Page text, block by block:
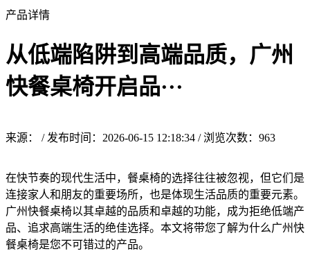
产品详情
从低端陷阱到高端品质，广州
快餐桌椅开启品···
来源： / 发布时间：2026-06-15 12:18:34 / 浏览次数： 963
在快节奏的现代生活中，餐桌椅的选择往往被忽视，但它们是
连接家人和朋友的重要场所，也是体现生活品质的重要元素。
广州快餐桌椅以其卓越的品质和卓越的功能，成为拒绝低端产
品、追求高端生活的绝佳选择。本文将带您了解为什么广州快
餐桌椅是您不可错过的产品。